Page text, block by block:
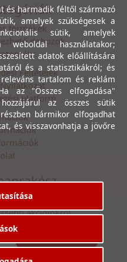
termékek
dobozok
Feltételek
platform
hogy első kézből
akcióinkról
és harmadik féltől származó
amelyek szükségesek a
sütik, amelyek
weboldal használatakor;
adatok előállítására
és a statisztikákról; és
tartalom és reklám
az "Összes elfogadása"
az összes sütik
bármikor elfogadhat
és visszavonhatja a jövőre